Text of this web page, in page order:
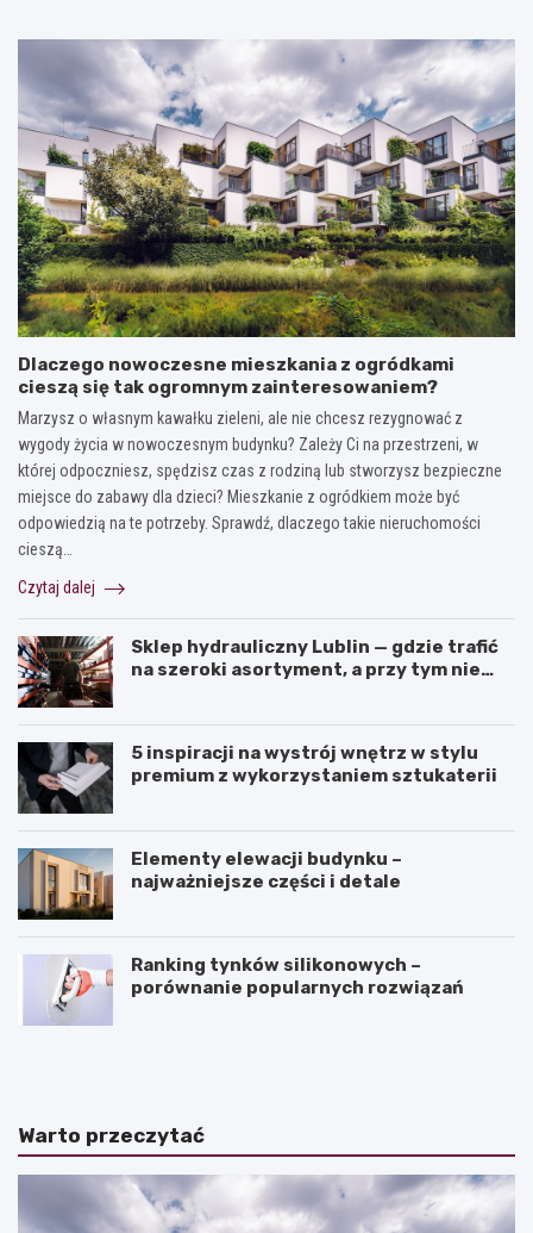
Dlaczego nowoczesne mieszkania z ogródkami
cieszą się tak ogromnym zainteresowaniem?
Marzysz o własnym kawałku zieleni, ale nie chcesz rezygnować z
wygody życia w nowoczesnym budynku? Zależy Ci na przestrzeni, w
której odpoczniesz, spędzisz czas z rodziną lub stworzysz bezpieczne
miejsce do zabawy dla dzieci? Mieszkanie z ogródkiem może być
odpowiedzią na te potrzeby. Sprawdź, dlaczego takie nieruchomości
cieszą…
Czytaj dalej
Sklep hydrauliczny Lublin — gdzie trafić
na szeroki asortyment, a przy tym nie
5 inspiracji na wystrój wnętrz w stylu
premium z wykorzystaniem sztukaterii
Elementy elewacji budynku –
najważniejsze części i detale
Ranking tynków silikonowych –
porównanie popularnych rozwiązań
J
k
o
ń
z
K
c
h
y
e
Warto przeczytać